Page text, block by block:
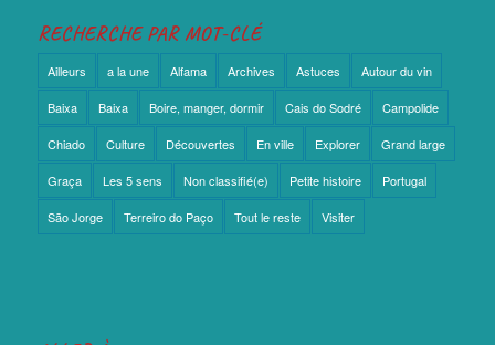
RECHERCHE PAR MOT-CLÉ
Ailleurs a la une Alfama Archives Astuces Autour du vin
Baixa Baixa Boire, manger, dormir Cais do Sodré Campolide
Chiado Culture Découvertes En ville Explorer Grand large
Graça Les 5 sens Non classifié(e) Petite histoire Portugal
São Jorge Terreiro do Paço Tout le reste Visiter